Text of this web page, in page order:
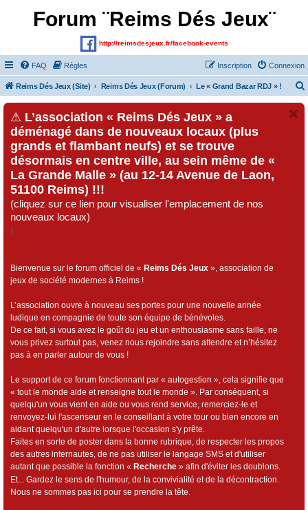
Forum ¨Reims Dés Jeux¨
http://reimsdesjeux.fr/facebook-events
FAQ Règles Connexion
Inscription
Reims Dés Jeux (Site) Reims Dés Jeux (Forum) Le « Grand Bazar RDJ » !
⚠ L’association « Reims Dés Jeux » a
déménagé dans de nouveaux locaux (plus
grands et flambant neufs) et se trouve
désormais en centre ville, au sein même de «
La Grande Malle » (au 12-14 Avenue de Laon,
51100 Reims) !!!
(cliquez sur ce lien pour visualiser l'emplacement de nos
nouveaux locaux)
)
Bienvenue sur le forum officiel de « Reims Dés Jeux », association de
jeux de société modernes à Reims !
L’association ouvre à nouveau ses portes pour une nouvelle année
ludique en compagnie de toute son équipe de bénévoles.
De ce fait, si vous avez le goût du jeu et un enthousiasme sans faille, ne
vous privez surtout pas, venez nous rejoindre sans attendre et n’hésitez
pas à en parler autour de vous !
Le support de ce forum fonctionnant par « autogestion », cela signifie que
« tout le monde aide et renseigne tout le monde ». Par conséquent, si
quelqu'un vous vient en aide ou vous rend service, remerciez-le et
renvoyez-lui l'ascenseur en le conseillant à votre tour ou bien encore en
aidant quelqu'un d'autre lorsque l'occasion s'y prête.
Faites en sorte de poster dans la bonne rubrique, de respecter les propos
des autres internautes, de ne pas utiliser le langage SMS et d'utiliser
autant que possible la fonction « Recherche » afin d'éviter les doublons.
Et... Gardez le sens de l'humour, de la convivialité et de la décontraction.
Nous ne sommes pas ici pour se prendre la tête.